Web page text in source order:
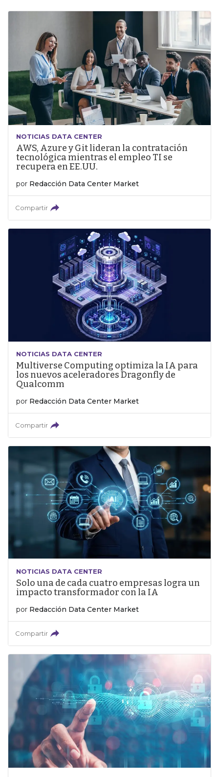
NOTICIAS DATA CENTER
AWS, Azure y Git lideran la contratación
tecnológica mientras el empleo TI se
recupera en EE.UU.
por Redacción Data Center Market
Compartir
NOTICIAS DATA CENTER
Multiverse Computing optimiza la IA para
los nuevos aceleradores Dragonfly de
Qualcomm
por Redacción Data Center Market
Compartir
NOTICIAS DATA CENTER
Solo una de cada cuatro empresas logra un
impacto transformador con la IA
por Redacción Data Center Market
Compartir